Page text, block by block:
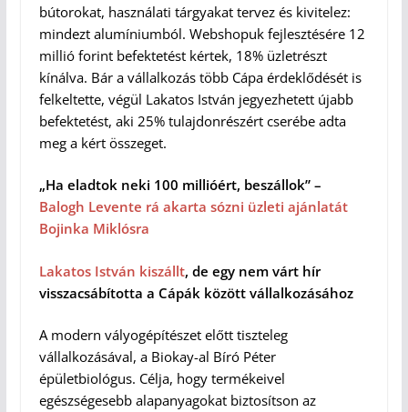
bútorokat, használati tárgyakat tervez és kivitelez:
mindezt alumíniumból. Webshopuk fejlesztésére 12
millió forint befektetést kértek, 18% üzletrészt
kínálva. Bár a vállalkozás több Cápa érdeklődését is
felkeltette, végül Lakatos István jegyezhetett újabb
befektetést, aki 25% tulajdonrészért cserébe adta
meg a kért összeget.
„Ha eladtok neki 100 millióért, beszállok” –
Balogh Levente rá akarta sózni üzleti ajánlatát
Bojinka Miklósra
Lakatos István kiszállt, de egy nem várt hír
visszacsábította a Cápák között vállalkozásához
A modern vályogépítészet előtt tiszteleg
vállalkozásával, a Biokay-al Bíró Péter
épületbiológus. Célja, hogy termékeivel
egészségesebb alapanyagokat biztosítson az